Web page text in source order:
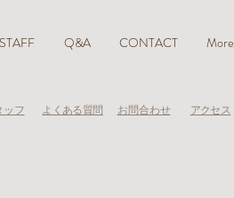
STAFF Q&A CONTACT More
ッフ よくある質問 アクセス
お問合わせ